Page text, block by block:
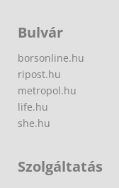
Bulvár
borsonline.hu
ripost.hu
metropol.hu
life.hu
she.hu
Szolgáltatás